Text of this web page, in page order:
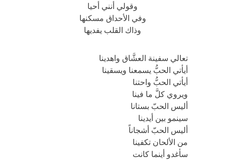
وقولي أنني أحيا
وفي الأحداق مسكنها
وذاك القلب يفديها
تعالي سفينة العشَّاق واهدينا
أيأتي الحبُّ يسمعنا ويسقينا
أيأتي الحبُّ واحتنا
ويروي كلَّ ما فينا
أليس الحبّ بستانا
سينمو بين أيدينا
أليس الحبّ أشجاناً
من الألحان تكفينا
سأغدو أينما كانت